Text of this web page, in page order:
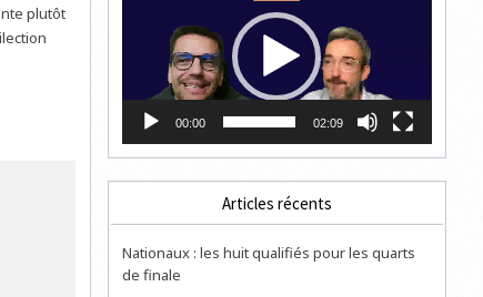
plutôt
00:00 02:09
Articles récents
Nationaux : les huit qualifiés pour les quarts
de finale